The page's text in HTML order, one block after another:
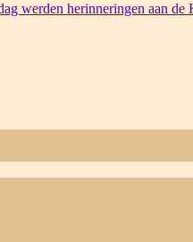
werden herinneringen aan de